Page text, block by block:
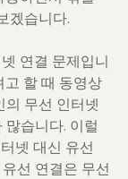
겠습니다.
연결 문제입니
고 할 때 동영상
무선 인터넷
습니다. 이럴
넷 대신 유선
선 연결은 무선